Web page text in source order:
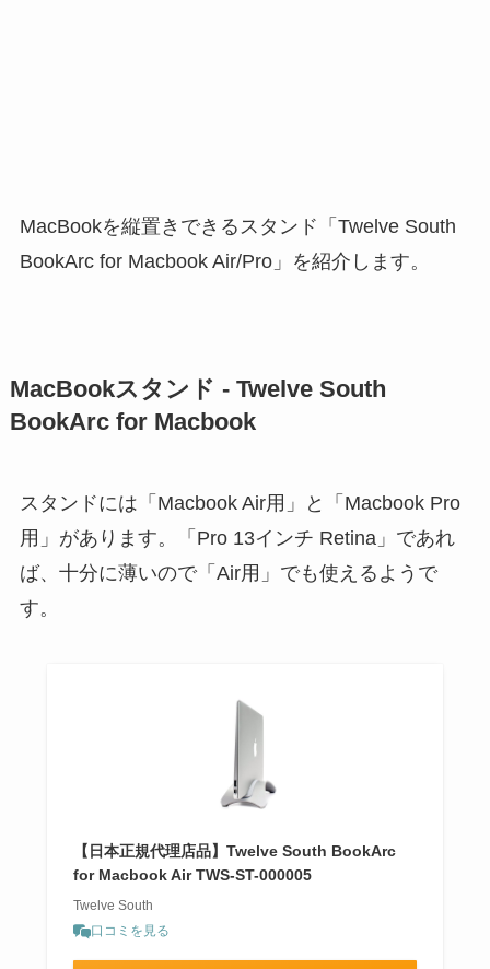
MacBookを縦置きできるスタンド「Twelve South
BookArc for Macbook Air/Pro」を紹介します。
MacBookスタンド - Twelve South
BookArc for Macbook
スタンドには「Macbook Air用」と「Macbook Pro
用」があります。「Pro 13インチ Retina」であれ
ば、十分に薄いので「Air用」でも使えるようで
す。
【日本正規代理店品】Twelve South BookArc
for Macbook Air TWS-ST-000005
Twelve South
口コミを見る